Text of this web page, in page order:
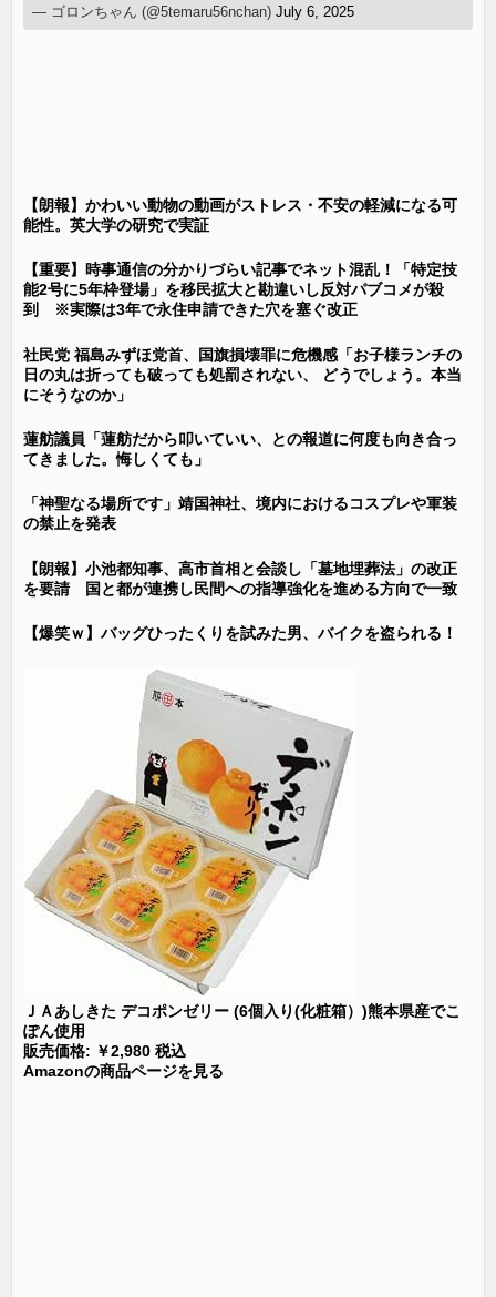
— ゴロンちゃん (@5temaru56nchan)July 6, 2025
【朗報】かわいい動物の動画がストレス・不安の軽減になる可
能性。英大学の研究で実証
【重要】時事通信の分かりづらい記事でネット混乱！「特定技
能2号に5年枠登場」を移民拡大と勘違いし反対パブコメが殺
到 ※実際は3年で永住申請できた穴を塞ぐ改正
社民党 福島みずほ党首、国旗損壊罪に危機感「お子様ランチの
日の丸は折っても破っても処罰されない、 どうでしょう。本当
にそうなのか」
蓮舫議員「蓮舫だから叩いていい、との報道に何度も向き合っ
てきました。悔しくても」
「神聖なる場所です」靖国神社、境内におけるコスプレや軍装
の禁止を発表
【朗報】小池都知事、高市首相と会談し「墓地埋葬法」の改正
を要請 国と都が連携し民間への指導強化を進める方向で一致
【爆笑ｗ】バッグひったくりを試みた男、バイクを盗られる！
ＪＡあしきた デコポンゼリー (6個入り(化粧箱）)熊本県産でこ
ぽん使用
販売価格: ￥2,980 税込
Amazonの商品ページを見る